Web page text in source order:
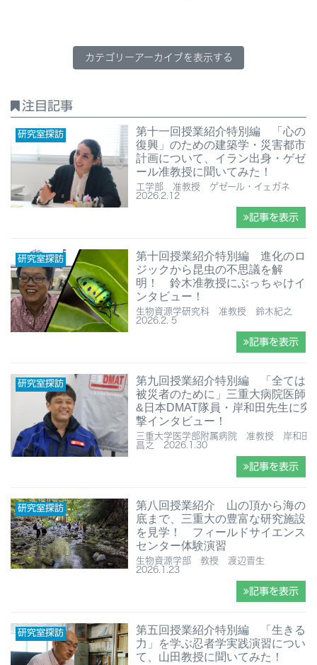
カテゴリーアーカイブを表示する
注目記事
研究室探訪
第十一回授業紹介特別編 「心の
復興」のための建築学・災害都市
計画について、イラン出身・ゲゼ
ール准教授に聞いてみた！
工学部 准教授 ゲゼール・イェガネ
2026.2.12
記事を表示
研究室探訪
第十回授業紹介特別編 進化のロ
ジックから昆虫の不思議を解
明！ 鈴木准教授にぶっちゃけイ
ンタビュー！
生物資源学研究科 准教授 鈴木紀之
2026.2. 5
記事を表示
研究室探訪
第九回授業紹介特別編 「全ては
被災者のために」三重大病院医師
&日本DMAT隊員・岸和田先生に突
撃インタビュー！
三重大学医学部附属病院 准教授 岸和田
昌之 2026.1.30
記事を表示
研究室探訪
第八回授業紹介 ⼭の頂から海の
底まで、三重大の豊富な研究施設
を見学！ フィールドサイエンス
センター体験演習
生物資源学部 教授 渡辺晋生
2026.1.23
記事を表示
研究室探訪
第五回授業紹介特別編 「生きる
力」を学ぶ忍者学実践演習につい
て、山田教授に聞いてみた！